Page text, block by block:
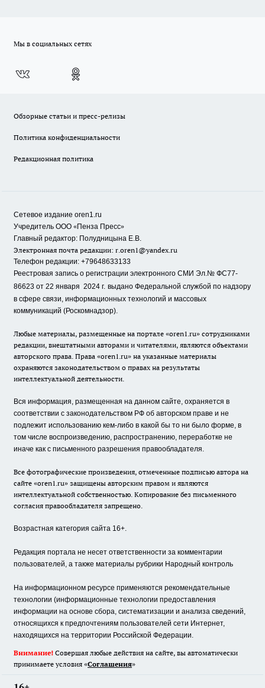
Мы в социальных сетях
Обзорные статьи и пресс-релизы
Политика конфиденциальности
Редакционная политика
Сетевое издание oren1.ru
Учредитель ООО «Пенза Пресс»
Главный редактор: Полудницына Е.В.
Электронная почта редакции: r.oren1@yandex.ru
Телефон редакции: +79648633133
Реестровая запись о регистрации электронного СМИ Эл.№ ФС77-
86623 от 22 января 2024 г. выдано Федеральной службой по надзору
в сфере связи, информационных технологий и массовых
коммуникаций (Роскомнадзор).
Любые материалы, размещенные на портале «oren1.ru» сотрудниками
редакции, внештатными авторами и читателями, являются объектами
авторского права. Права «oren1.ru» на указанные материалы
охраняются законодательством о правах на результаты
интеллектуальной деятельности.
Вся информация, размещенная на данном сайте, охраняется в
соответствии с законодательством РФ об авторском праве и не
подлежит использованию кем-либо в какой бы то ни было форме, в
том числе воспроизведению, распространению, переработке не
иначе как с письменного разрешения правообладателя.
Все фотографические произведения, отмеченные подписью автора на
сайте «oren1.ru» защищены авторским правом и являются
интеллектуальной собственностью. Копирование без письменного
согласия правообладателя запрещено.
Возрастная категория сайта 16+.
Редакция портала не несет ответственности за комментарии
пользователей, а также материалы рубрики Народный контроль
На информационном ресурсе применяются рекомендательные
технологии (информационные технологии предоставления
информации на основе сбора, систематизации и анализа сведений,
относящихся к предпочтениям пользователей сети Интернет,
находящихся на территории Российской Федерации.
Внимание! Совершая любые действия на сайте, вы автоматически
принимаете условия «Cоглашения»